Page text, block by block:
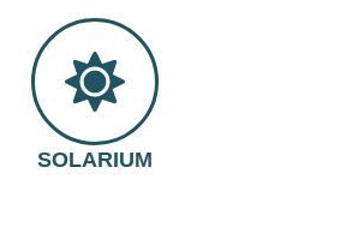
SOLARIUM